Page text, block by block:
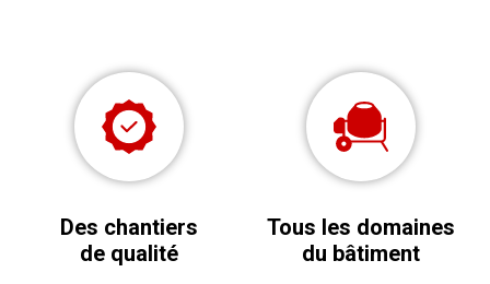
Des chantiers
de qualité
Tous les domaines
du bâtiment